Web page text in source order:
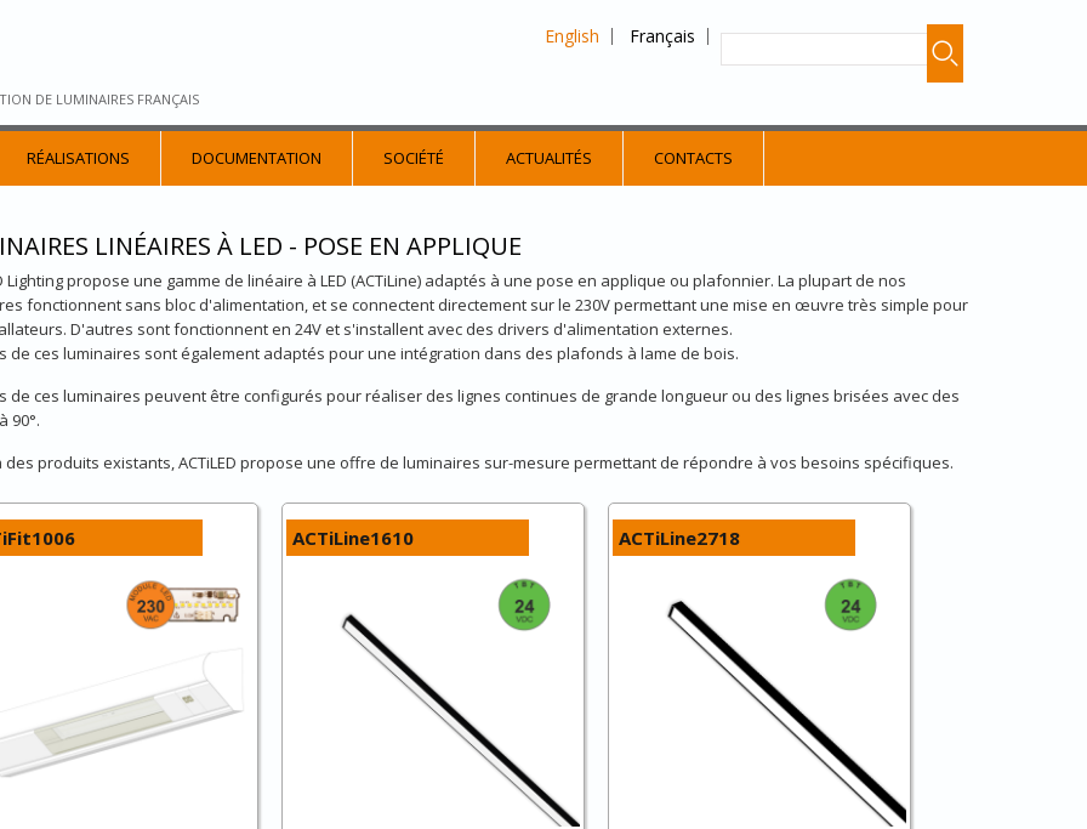
DE LUMINAIRES FRANÇAIS
English Français
RÉALISATIONS DOCUMENTATION SOCIÉTÉ ACTUALITÉS CONTACTS
LINÉAIRES À LED - POSE EN APPLIQUE
Lighting propose une gamme de linéaire à LED (ACTiLine) adaptés à une pose en applique ou plafonnier. La plupart de nos
fonctionnent sans bloc d'alimentation, et se connectent directement sur le 230V permettant une mise en œuvre très simple pour
D'autres sont fonctionnent en 24V et s'installent avec des drivers d'alimentation externes.
de ces luminaires sont également adaptés pour une intégration dans des plafonds à lame de bois.
de ces luminaires peuvent être configurés pour réaliser des lignes continues de grande longueur ou des lignes brisées avec des
90°.
des produits existants, ACTiLED propose une offre de luminaires sur-mesure permettant de répondre à vos besoins spécifiques.
ACTiLine1610 ACTiLine2718